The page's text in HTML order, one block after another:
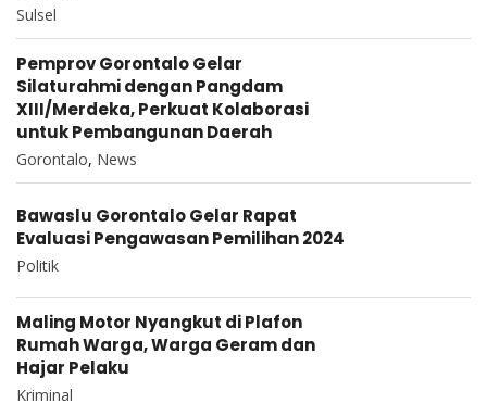
Sulsel
Pemprov Gorontalo Gelar
Silaturahmi dengan Pangdam
XIII/Merdeka, Perkuat Kolaborasi
untuk Pembangunan Daerah
Gorontalo, News
Bawaslu Gorontalo Gelar Rapat
Evaluasi Pengawasan Pemilihan 2024
Politik
Maling Motor Nyangkut di Plafon
Rumah Warga, Warga Geram dan
Hajar Pelaku
Kriminal